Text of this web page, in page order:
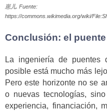
崽儿. Fuente:
https://commons.wikimedia.org/wiki/
Conclusión: el
La ingeniería de puentes
posible está mucho más
Pero este horizonte no se
o nuevas tecnologías,
experiencia, financiación,